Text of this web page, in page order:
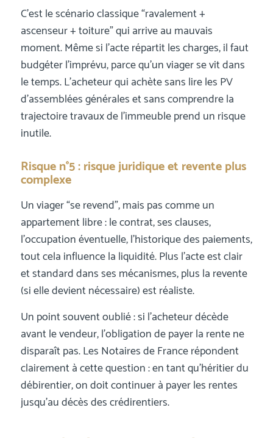
C’est le scénario classique “ravalement +
ascenseur + toiture” qui arrive au mauvais
moment. Même si l’acte répartit les charges, il faut
budgéter l’imprévu, parce qu’un viager se vit dans
le temps. L’acheteur qui achète sans lire les PV
d’assemblées générales et sans comprendre la
trajectoire travaux de l’immeuble prend un risque
inutile.
Risque n°5 : risque juridique et revente plus
complexe
Un viager “se revend”, mais pas comme un
appartement libre : le contrat, ses clauses,
l’occupation éventuelle, l’historique des paiements,
tout cela influence la liquidité. Plus l’acte est clair
et standard dans ses mécanismes, plus la revente
(si elle devient nécessaire) est réaliste.
Un point souvent oublié : si l’acheteur décède
avant le vendeur, l’obligation de payer la rente ne
disparaît pas. Les Notaires de France répondent
clairement à cette question : en tant qu’héritier du
débirentier, on doit continuer à payer les rentes
jusqu’au décès des crédirentiers.